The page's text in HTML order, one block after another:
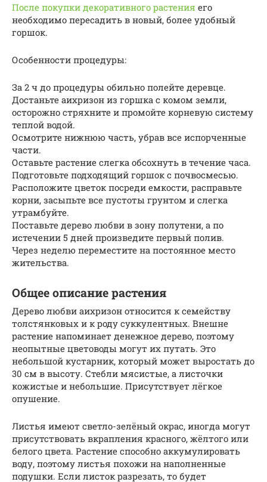
После покупки декоративного растения его
необходимо пересадить в новый, более удобный
горшок.
Особенности процедуры:
За 2 ч до процедуры обильно полейте деревце.
Достаньте аихризон из горшка с комом земли,
осторожно стряхните и промойте корневую систему
теплой водой.
Осмотрите нижнюю часть, убрав все испорченные
части.
Оставьте растение слегка обсохнуть в течение часа.
Подготовьте подходящий горшок с почвосмесью.
Расположите цветок посреди емкости, расправьте
корни, засыпьте все пустоты грунтом и слегка
утрамбуйте.
Поставьте дерево любви в зону полутени, а по
истечении 5 дней произведите первый полив.
Через неделю переместите на постоянное место
жительства.
Общее описание растения
Дерево любви аихризон относится к семейству
толстянковых и к роду суккулентных. Внешне
растение напоминает денежное дерево, поэтому
неопытные цветоводы могут их путать. Это
небольшой кустарник, который может выростать до
30 см в высоту. Стебли мясистые, а листочки
кожистые и небольшие. Присутствует лёгкое
опушение.
Листья имеют светло-зелёный окрас, иногда могут
присутствовать вкрапления красного, жёлтого или
белого цвета. Растение способно аккумулировать
воду, поэтому листья похожи на наполненные
подушки. Если листок разрезать, то будет